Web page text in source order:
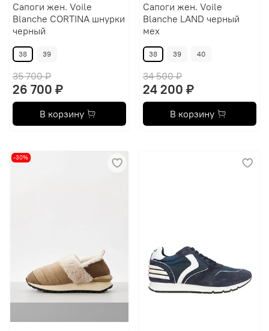
Сапоги жен. Voile
Blanche CORTINA шнурки
черный
38 39
35 700 ₽
26 700 ₽
В корзину
Сапоги жен. Voile
Blanche LAND черный
мех
38 39 40
34 500 ₽
24 200 ₽
В корзину
-30%